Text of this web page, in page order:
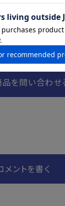
、色や香りに変化
せん。
乾燥した状態で保
品を問い合わせ
メントを書く